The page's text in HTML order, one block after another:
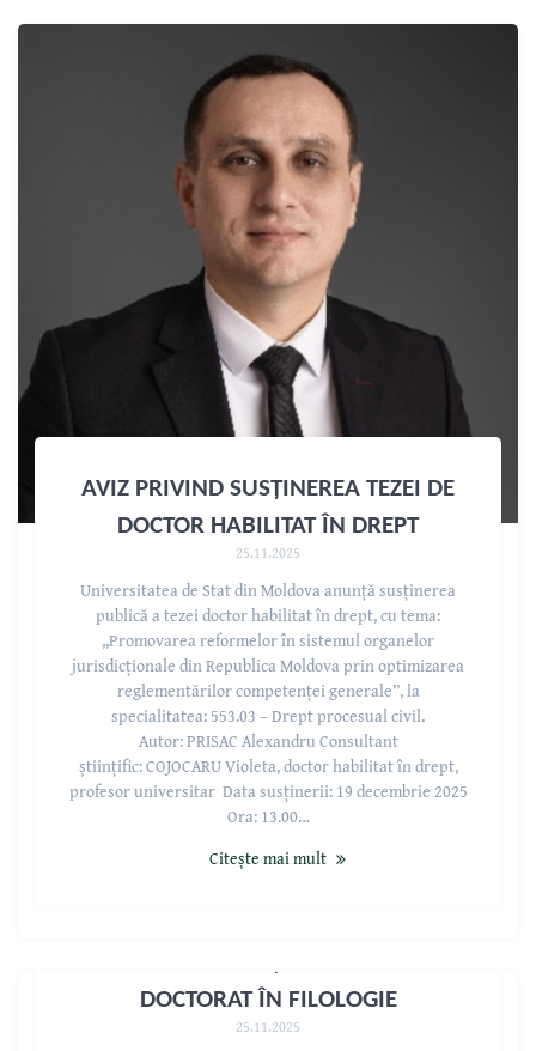
AVIZ PRIVIND SUSȚINEREA TEZEI DE
DOCTOR HABILITAT ÎN DREPT
25.11.2025
Universitatea de Stat din Moldova anunță susținerea
publică a tezei doctor habilitat în drept, cu tema:
,,Promovarea reformelor în sistemul organelor
jurisdicționale din Republica Moldova prin optimizarea
reglementărilor competenței generale”, la
specialitatea: 553.03 – Drept procesual civil.
Autor: PRISAC Alexandru Consultant
științific: COJOCARU Violeta, doctor habilitat în drept,
profesor universitar Data susținerii: 19 decembrie 2025
Ora: 13.00…
Citește mai mult
DOCTORAT ÎN FILOLOGIE
25.11.2025